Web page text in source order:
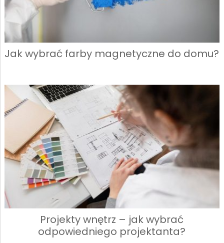
Jak wybrać farby magnetyczne do domu?
Projekty wnętrz – jak wybrać
odpowiedniego projektanta?